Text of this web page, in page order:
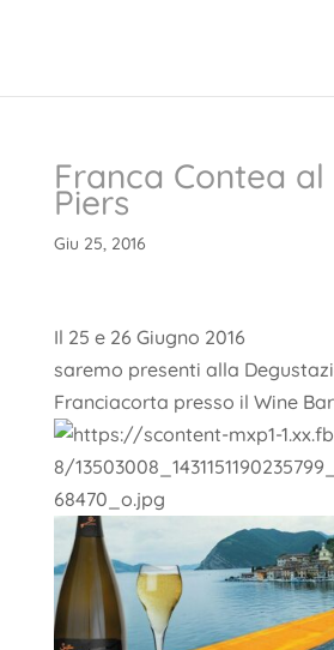
Franca Contea
Piers
Giu 25, 2016
Il 25 e 26 Giugno 2016
saremo presenti alla
Franciacorta presso il Wine Bar